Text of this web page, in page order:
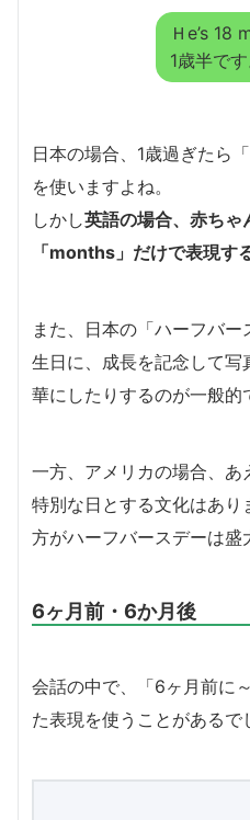
Ｈe’s 18
1歳半です
日本の場合、1歳過ぎたら
を使いますよね。
しかし英語の場合、赤ちゃ
「months」だけで表現す
また、日本の「ハーフバ
生日に、成長を記念して
華にしたりするのが一般的
一方、アメリカの場合、
特別な日とする文化はあ
方がハーフバースデーは盛
6ヶ月前・6か月後
会話の中で、「6ヶ月前に
た表現を使うことがあるで